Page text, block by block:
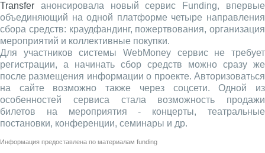
Transfer анонсировала новый сервис Funding, впервые
объединяющий на одной платформе четыре направления
сбора средств: краудфандинг, пожертвования, организация
мероприятий и коллективные покупки.
Для участников системы WebMoney сервис не требует
регистрации, а начинать сбор средств можно сразу же
после размещения информации о проекте. Авторизоваться
на сайте возможно также через соцсети. Одной из
особенностей сервиса стала возможность продажи
билетов на мероприятия - концерты, театральные
постановки, конференции, семинары и др.
Информация предоставлена по материалам funding